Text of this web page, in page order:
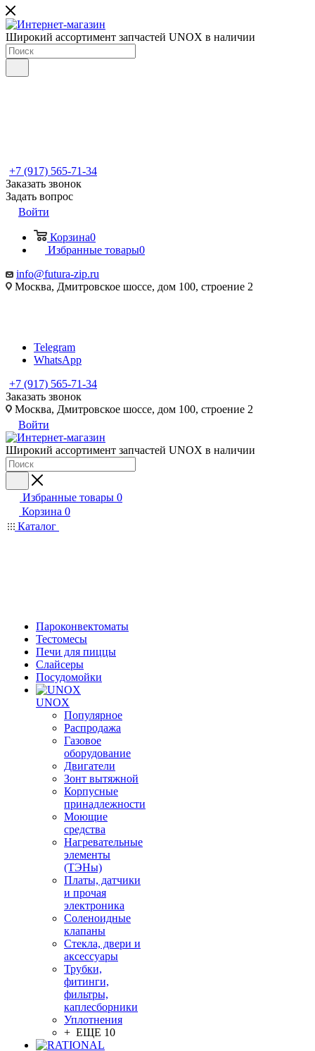
Широкий ассортимент запчастей UNOX в наличии
+7 (917) 565-71-34
Заказать звонок
Задать вопрос
Войти
Корзина0
Избранные товары0
info@futura-zip.ru
Москва, Дмитровское шоссе, дом 100, строение 2
Telegram
WhatsApp
+7 (917) 565-71-34
Заказать звонок
Москва, Дмитровское шоссе, дом 100, строение 2
Войти
Широкий ассортимент запчастей UNOX в наличии
Избранные товары 0
Корзина 0
Каталог
Пароконвектоматы
Тестомесы
Печи для пиццы
Слайсеры
Посудомойки
UNOX
Популярное
Распродажа
Газовое
оборудование
Двигатели
Зонт вытяжной
Корпусные
принадлежности
Моющие
средства
Нагревательные
элементы
(ТЭНы)
Платы, датчики
и прочая
электроника
Соленоидные
клапаны
Стекла, двери и
аксессуары
Трубки,
фитинги,
фильтры,
каплесборники
Уплотнения
+ ЕЩЕ 10